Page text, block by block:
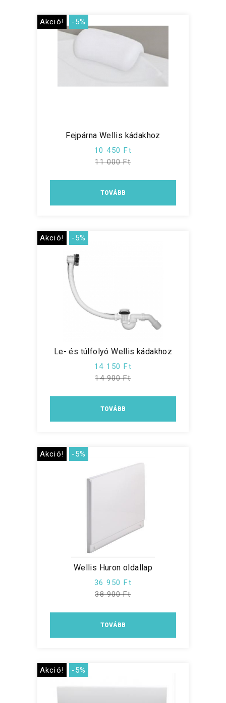
Akció! -5%
Fejpárna Wellis kádakhoz
10 450 Ft
11 000 Ft
TOVÁBB
Akció! -5%
Le- és túlfolyó Wellis kádakhoz
14 150 Ft
14 900 Ft
TOVÁBB
Akció! -5%
Wellis Huron oldallap
36 950 Ft
38 900 Ft
TOVÁBB
Akció! -5%